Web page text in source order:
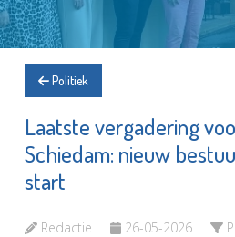
Politiek
Laatste vergadering
Schiedam: nieuw
start
Redactie 26-05-2026